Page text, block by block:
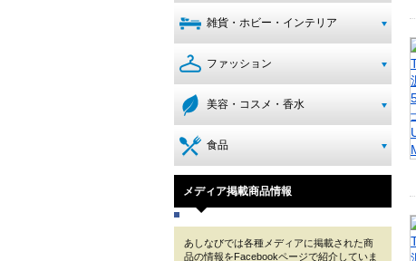
雑貨・ホビー・インテリア
ファッション
美容・コスメ・香水
食品
メディア掲載商品情報
あしなびでは各種メディアに掲載された商
品の情報をFacebookページで紹介していま